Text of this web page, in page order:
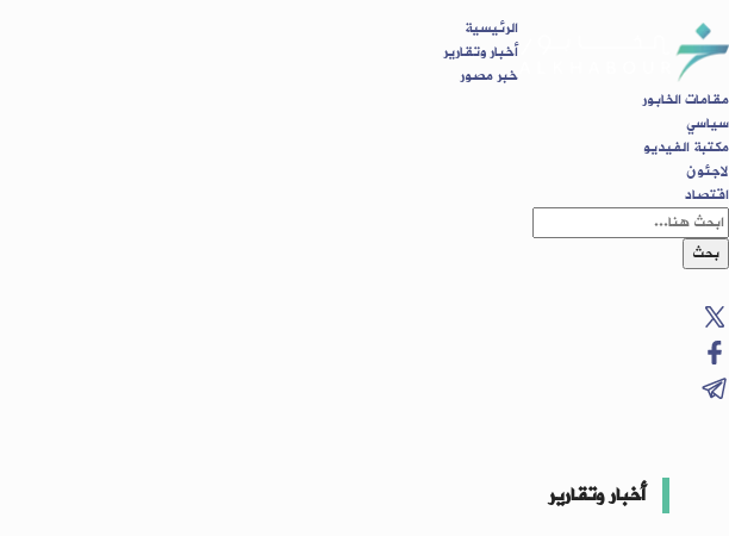
الرئيسية
أخبار وتقارير
خبر مصور
مقامات الخابور
سياسي
مكتبة الفيديو
لاجئون
اقتصاد
بحث
أخبار وتقارير